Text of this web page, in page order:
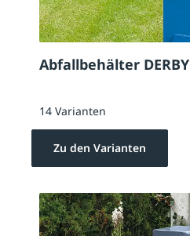
Abfallbehälter DERBY
14 Varianten
Zu den Varianten